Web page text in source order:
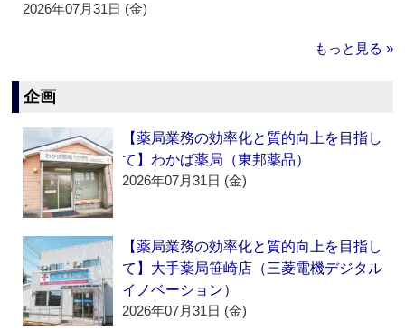
2026年07月31日 (金)
もっと見る »
企画
【薬局業務の効率化と質的向上を目指し
て】わかば薬局（東邦薬品）
2026年07月31日 (金)
【薬局業務の効率化と質的向上を目指し
て】大手薬局笹崎店（三菱電機デジタル
イノベーション）
2026年07月31日 (金)